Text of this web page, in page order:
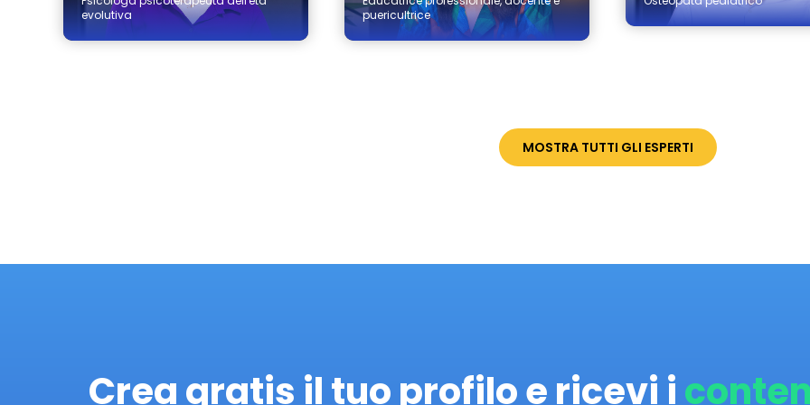
evolutiva
puericultrice
MOSTRA TUTTI GLI ESPERTI
Crea gratis il tuo profilo e ricevi i